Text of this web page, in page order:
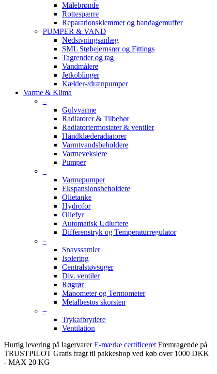
Målebrønde
Rottespærre
Reparationsklemmer og bandagemuffer
PUMPER & VAND
Nedsivningsanlæg
SML Støbejernsrør og Fittings
Tagrender og tag
Vandmålere
Jetkoblinger
Kælder-/drænpumper
Varme & Klima
–
Gulvvarme
Radiatorer & Tilbehør
Radiatortermostater & ventiler
Håndklæderadiatorer
Varmtvandsbeholdere
Varmevekslere
Pumper
–
Varmepumper
Ekspansionsbeholdere
Olietanke
Hydrofor
Oliefyr
Automatisk Udluftere
Differenstryk og Temperaturregulator
–
Snavssamler
Isolering
Centralstøvsuger
Div. ventiler
Røgrør
Manometer og Termometer
Metalbestos skorsten
–
Trykafbrydere
Ventilation
Hurtig levering på lagervarer E-mærke certificeret Fremragende på
TRUSTPILOT Gratis fragt til pakkeshop ved køb over 1000 DKK
- MAX 20 KG